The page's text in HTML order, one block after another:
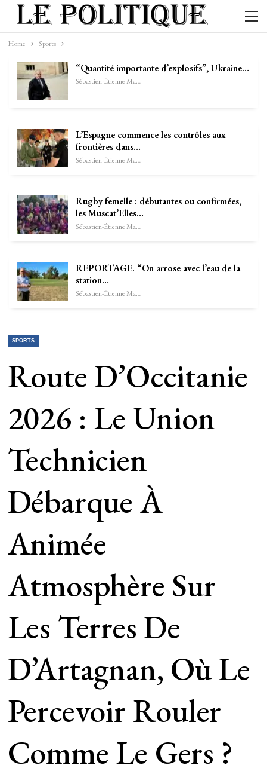
Home Sports
“Quantité importante d’explosifs”, Ukraine…
Sébastien-Étienne Marechal
L’Espagne commence les contrôles aux
frontières dans…
Sébastien-Étienne Marechal
Rugby femelle : débutantes ou confirmées,
les Muscat’Elles…
Sébastien-Étienne Marechal
REPORTAGE. “On arrose avec l’eau de la
station…
Sébastien-Étienne Marechal
SPORTS
Route D’Occitanie
2026 : Le Union
Technicien
Débarque À
Animée
Atmosphère Sur
Les Terres De
D’Artagnan, Où Le
Percevoir Rouler
Comme Le Gers ?